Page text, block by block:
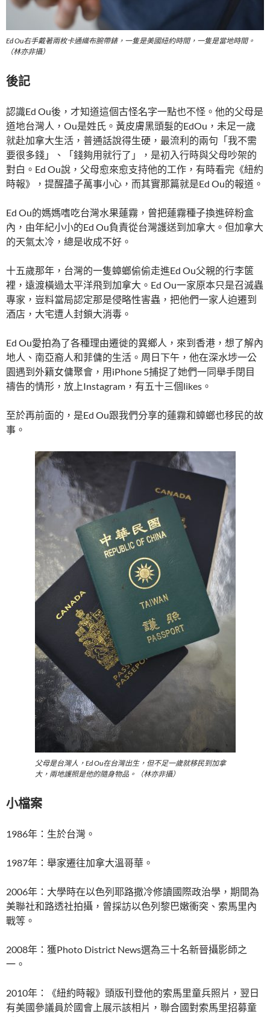
Ed Ou右手戴著兩枚卡通織布腕帶錶，一隻是美國紐約時間，一隻是當地時間。
（林亦非攝）
後記
認識Ed Ou後，才知道這個古怪名字一點也不怪。他的父母是
道地台灣人，Ou是姓氏。黃皮膚黑頭髮的EdOu，未足一歲
就赴加拿大生活，普通話說得生硬，最流利的兩句「我不需
要很多錢」、「錢夠用就行了」，是初入行時與父母吵架的
對白。Ed Ou說，父母愈來愈支持他的工作，有時看完《紐約
時報》，提醒孻子萬事小心，而其實那篇就是Ed Ou的報道。
Ed Ou的媽媽嗜吃台灣水果蓮霧，曾把蓮霧種子換進碎粉盒
內，由年紀小小的Ed Ou負責從台灣護送到加拿大。但加拿大
的天氣太冷，總是收成不好。
十五歲那年，台灣的一隻蟑螂偷偷走進Ed Ou父親的行李篋
裡，遠渡橫過太平洋飛到加拿大。Ed Ou一家原本只是召滅蟲
專家，豈料當局認定那是侵略性害蟲，把他們一家人迫遷到
酒店，大宅遭人封鎖大消毒。
Ed Ou愛拍為了各種理由遷徙的異鄉人，來到香港，想了解內
地人、南亞裔人和菲傭的生活。周日下午，他在深水埗一公
園遇到外籍女傭聚會，用iPhone 5捕捉了她們一同舉手閉目
禱告的情形，放上Instagram，有五十三個likes。
至於再前面的，是Ed Ou跟我們分享的蓮霧和蟑螂也移民的故
事。
父母是台灣人，Ed Ou在台灣出生，但不足一歲就移民到加拿
大，兩地護照是他的隨身物品。（林亦非攝）
小檔案
1986年：生於台灣。
1987年：舉家遷往加拿大溫哥華。
2006年：大學時在以色列耶路撒冷修讀國際政治學，期間為
美聯社和路透社拍攝，曾採訪以色列黎巴嫩衝突、索馬里內
戰等。
2008年：獲Photo District News選為三十名新晉攝影師之
一。
2010年：《紐約時報》頭版刊登他的索馬里童兵照片，翌日
有美國參議員於國會上展示該相片，聯合國對索馬里招募童